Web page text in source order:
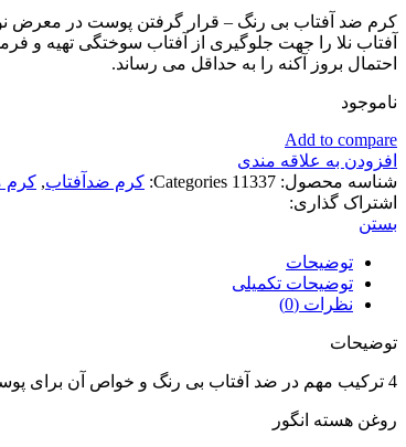
کرم ضد آفتاب بی رنگ – قرار گرفتن پوست در معرض
آفتاب نلا را جهت جلوگیری از آفتاب سوختگی تهیه و
احتمال بروز آکنه را به حداقل می رساند.
ناموجود
Add to compare
افزودن به علاقه مندی
شناسه محصول: 11337
Categories: کرم ضدآفتاب, کرم
اشتراک گذاری:
بستن
توضیحات
توضیحات تکمیلی
نظرات (0)
توضیحات
4 ترکیب مهم در ضد آفتاب بی رنگ و خواص آن برای پوست
روغن هسته انگور